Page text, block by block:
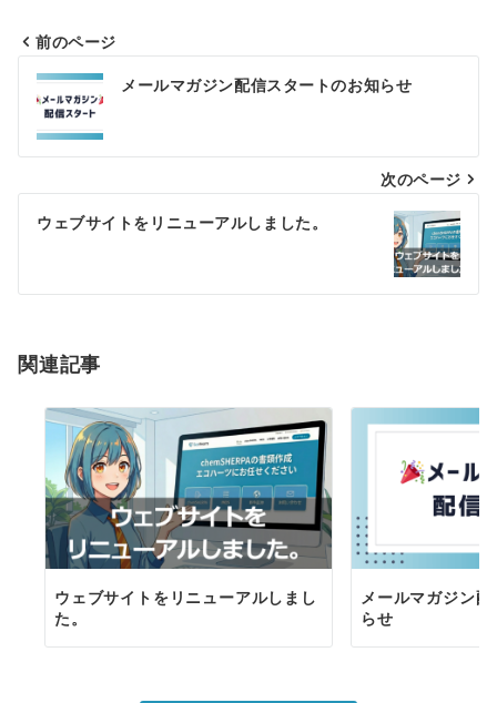
投
稿
ナ
ビ
ゲ
シ
ン
前のページ
メールマガジン配信スタートのお知らせ
次のページ
ウェブサイトをリニューアルしました。
関連記事
ウェブサイトをリニューアルしまし
た。
メールマガジン
らせ